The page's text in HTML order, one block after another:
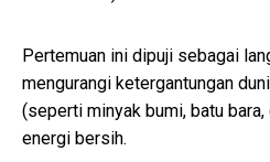
Pertemuan ini dipuji sebagai
mengurangi ketergantungan
(seperti minyak bumi, batu bara,
energi bersih.